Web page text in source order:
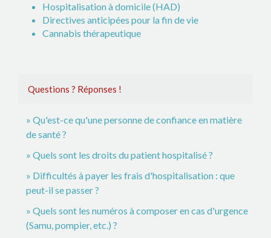
Hospitalisation à domicile (HAD)
Directives anticipées pour la fin de vie
Cannabis thérapeutique
Questions ? Réponses !
Qu'est-ce qu'une personne de confiance en matière
de santé ?
Quels sont les droits du patient hospitalisé ?
Difficultés à payer les frais d'hospitalisation : que
peut-il se passer ?
Quels sont les numéros à composer en cas d'urgence
(Samu, pompier, etc.) ?